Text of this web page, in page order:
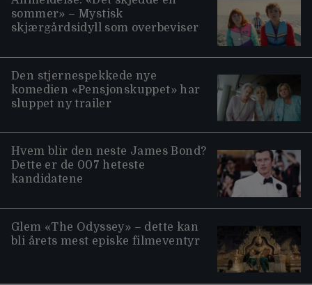
sommer» – Mystisk
skjærgårdsidyll som overbeviser
Den stjernespekkede nye
komedien «Pensjonskuppet» har
sluppet ny trailer
Hvem blir den neste James Bond?
Dette er de 007 heteste
kandidatene
Glem «The Odyssey» – dette kan
bli årets mest episke filmeventyr